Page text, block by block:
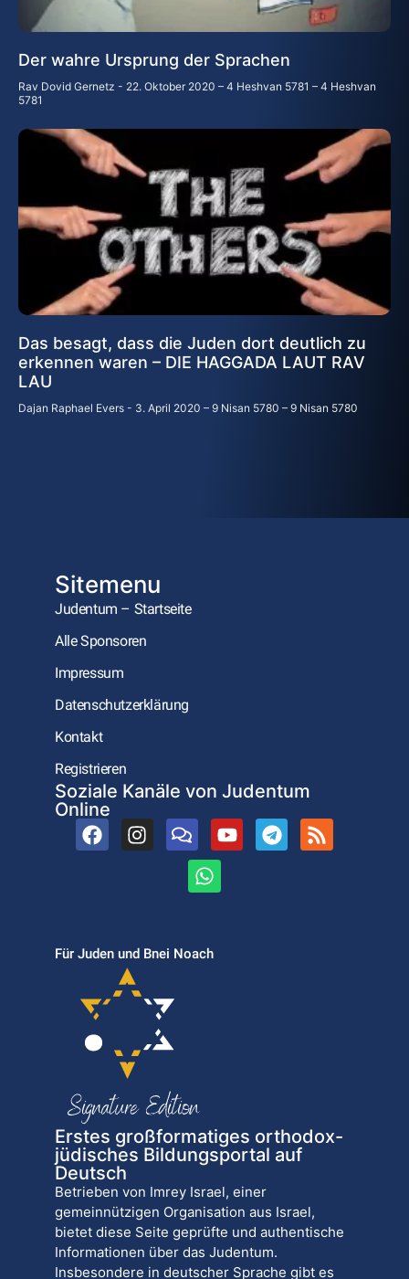
Der wahre Ursprung der Sprachen
Rav Dovid Gernetz
22. Oktober 2020 – 4 Heshvan 5781 – 4 Heshvan
5781
Das besagt, dass die Juden dort deutlich zu
erkennen waren – DIE HAGGADA LAUT RAV
LAU
Dajan Raphael Evers 3. April 2020 – 9 Nisan 5780 – 9 Nisan 5780
Sitemenu
Judentum – Startseite
Alle Sponsoren
Impressum
Datenschutzerklärung
Kontakt
Registrieren
Soziale Kanäle von Judentum
Online
Für Juden und Bnei Noach
Erstes großformatiges orthodox-
jüdisches Bildungsportal auf
Deutsch
Betrieben von Imrey Israel, einer
gemeinnützigen Organisation aus Israel,
bietet diese Seite geprüfte und authentische
Informationen über das Judentum.
Insbesondere in deutscher Sprache gibt es